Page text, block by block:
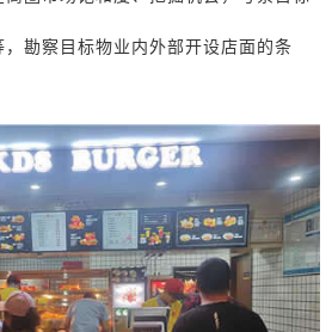
勘察目标物业内外部开设店面的条